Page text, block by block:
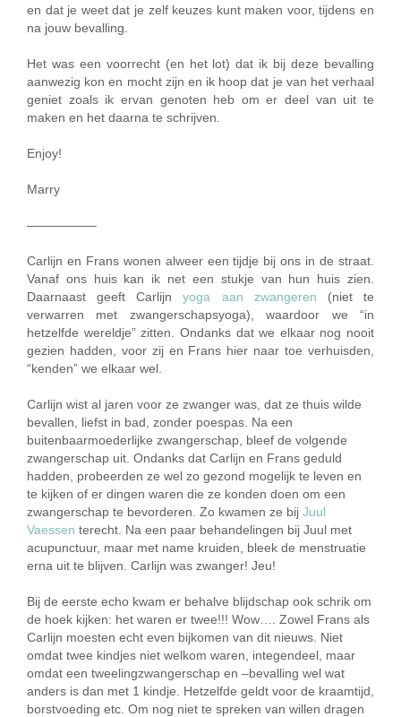
en dat je weet dat je zelf keuzes kunt maken voor, tijdens en
na jouw bevalling.
Het was een voorrecht (en het lot) dat ik bij deze bevalling
aanwezig kon en mocht zijn en ik hoop dat je van het verhaal
geniet zoals ik ervan genoten heb om er deel van uit te
maken en het daarna te schrijven.
Enjoy!
Marry
—————–
Carlijn en Frans wonen alweer een tijdje bij ons in de straat.
Vanaf ons huis kan ik net een stukje van hun huis zien.
Daarnaast geeft Carlijnyoga aan zwangeren (niet te
verwarren met zwangerschapsyoga), waardoor we “in
hetzelfde wereldje” zitten. Ondanks dat we elkaar nog nooit
gezien hadden, voor zij en Frans hier naar toe verhuisden,
“kenden” we elkaar wel.
Carlijn wist al jaren voor ze zwanger was, dat ze thuis wilde
bevallen, liefst in bad, zonder poespas. Na een
buitenbaarmoederlijke zwangerschap, bleef de volgende
zwangerschap uit. Ondanks dat Carlijn en Frans geduld
hadden, probeerden ze wel zo gezond mogelijk te leven en
te kijken of er dingen waren die ze konden doen om een
zwangerschap te bevorderen. Zo kwamen ze bij Juul
Vaessen terecht. Na een paar behandelingen bij Juul met
acupunctuur, maar met name kruiden, bleek de menstruatie
erna uit te blijven. Carlijn was zwanger! Jeu!
Bij de eerste echo kwam er behalve blijdschap ook schrik om
de hoek kijken: het waren er twee!!! Wow…. Zowel Frans als
Carlijn moesten echt even bijkomen van dit nieuws. Niet
omdat twee kindjes niet welkom waren, integendeel, maar
omdat een tweelingzwangerschap en –bevalling wel wat
anders is dan met 1 kindje. Hetzelfde geldt voor de kraamtijd,
borstvoeding etc. Om nog niet te spreken van willen dragen